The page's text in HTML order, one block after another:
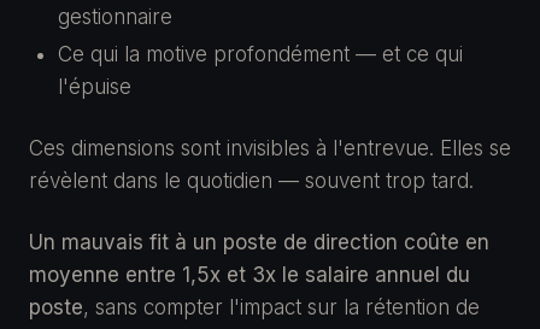
gestionnaire
Ce qui la motive profondément — et ce qui
l'épuise
Ces dimensions sont invisibles à l'entrevue. Elles se
révèlent dans le quotidien — souvent trop tard.
Un mauvais fit à un poste de direction coûte en
moyenne entre 1,5x et 3x le salaire annuel du
poste, sans compter l'impact sur la rétention de